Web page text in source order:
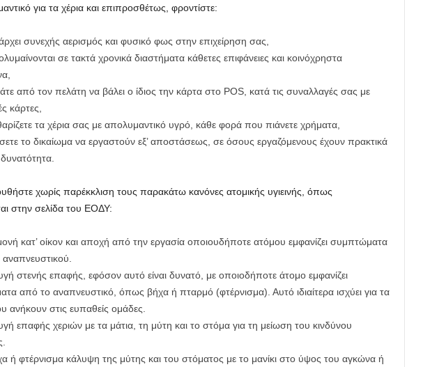
για τα χέρια και επιπροσθέτως, φροντίστε:
συνεχής αερισμός και φυσικό φως στην επιχείρηση σας,
σε τακτά χρονικά διαστήματα κάθετες επιφάνειες και κοινόχρηστα
από τον πελάτη να βάλει ο ίδιος την κάρτα στο POS, κατά τις συναλλαγές σας με
κάρτες,
τα χέρια σας με απολυμαντικό υγρό, κάθε φορά που πιάνετε χρήματα,
το δικαίωμα να εργαστούν εξ’ αποστάσεως, σε όσους εργαζόμενους έχουν πρακτικά
χωρίς παρέκκλιση τους παρακάτω κανόνες ατομικής υγιεινής, όπως
στην σελίδα του ΕΟΔΥ:
κατ’ οίκον και αποχή από την εργασία οποιουδήποτε ατόμου εμφανίζει συμπτώματα
στενής επαφής, εφόσον αυτό είναι δυνατό, με οποιοδήποτε άτομο εμφανίζει
από το αναπνευστικό, όπως βήχα ή πταρμό (φτέρνισμα). Αυτό ιδιαίτερα ισχύει για τα
ανήκουν στις ευπαθείς ομάδες.
επαφής χεριών με τα μάτια, τη μύτη και το στόμα για τη μείωση του κινδύνου
ή φτέρνισμα κάλυψη της μύτης και του στόματος με το μανίκι στο ύψος του αγκώνα ή